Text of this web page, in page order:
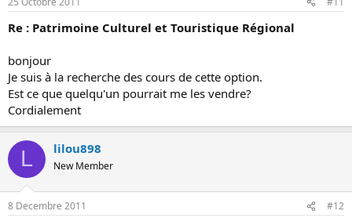
Re : Patrimoine Culturel et Touristique Régional
bonjour
Je suis à la recherche des cours de cette option.
Est ce que quelqu'un pourrait me les vendre?
Cordialement
L lilou898
New Member
8 Decembre 2011 #12